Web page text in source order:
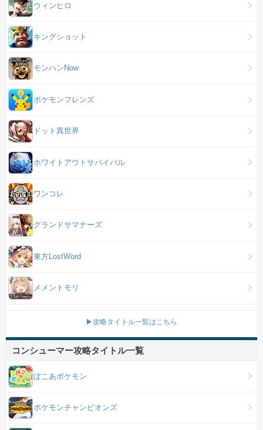
ウィンヒロ
キングショット
モンハンNow
ポケモンフレンズ
ドット異世界
ホワイトアウトサバイバル
ワンコレ
グランドサマナーズ
東方LostWord
メメントモリ
▶攻略タイトル一覧はこちら
コンシューマー攻略タイトル一覧
ぽこあポケモン
ポケモンチャンピオンズ